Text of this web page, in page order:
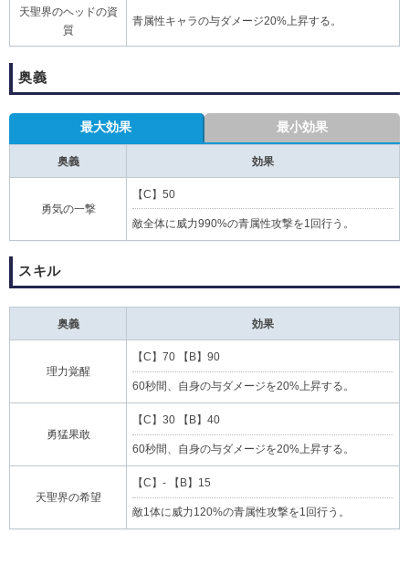
天聖界のヘッドの資
質
青属性キャラの与ダメージ20%上昇する。
奥義
最大効果 最小効果
奥義 効果
勇気の一撃
【C】50
敵全体に威力990%の青属性攻撃を1回行う。
スキル
奥義 効果
理力覚醒
【C】70 【B】90
60秒間、自身の与ダメージを20%上昇する。
勇猛果敢
【C】30 【B】40
60秒間、自身の与ダメージを20%上昇する。
天聖界の希望
【C】- 【B】15
敵1体に威力120%の青属性攻撃を1回行う。